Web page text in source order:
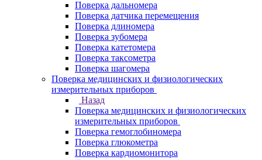
Поверка дальномера
Поверка датчика перемещения
Поверка длиномера
Поверка зубомера
Поверка катетомера
Поверка таксометра
Поверка шагомера
Поверка медицинских и физиологических
измерительных приборов
Назад
Поверка медицинских и физиологических
измерительных приборов
Поверка гемоглобиномера
Поверка глюкометра
Поверка кардиомонитора